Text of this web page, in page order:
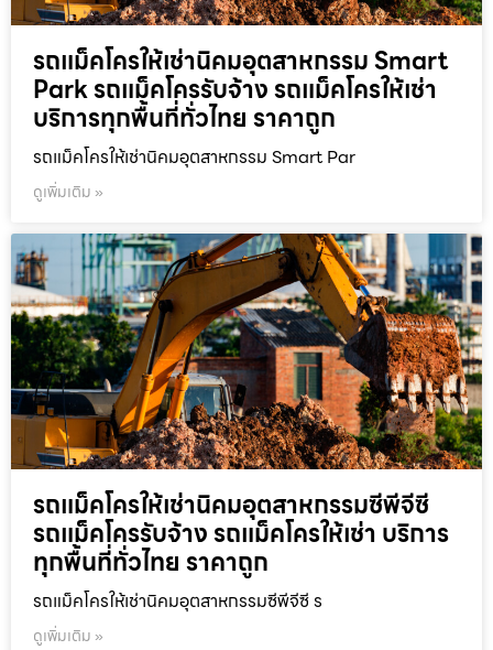
รถแม็คโครให้เช่านิคมอุตสาหกรรม Smart
Park รถแม็คโครรับจ้าง รถแม็คโครให้เช่า
บริการทุกพื้นที่ทั่วไทย ราคาถูก
รถแม็คโครให้เช่านิคมอุตสาหกรรม Smart Par
ดูเพิ่มเติม »
รถแม็คโครให้เช่านิคมอุตสาหกรรมซีพีจีซี
รถแม็คโครรับจ้าง รถแม็คโครให้เช่า บริการ
ทุกพื้นที่ทั่วไทย ราคาถูก
รถแม็คโครให้เช่านิคมอุตสาหกรรมซีพีจีซี ร
ดูเพิ่มเติม »